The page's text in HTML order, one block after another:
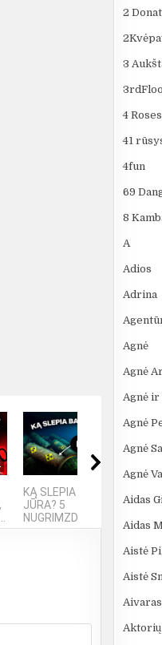
KĄ SLEPIA BALTIJOS
JŪRA? 5
NUGRIMZDUSIOS...
2
3
4 Roses
41
4fun
69
8
A
Adios
Adrina
Agnė
Agnė
Agnė ir
Agnė
Agnė
Agnė
Aidas
Aidas
Aistė
Aistė
Aktorių